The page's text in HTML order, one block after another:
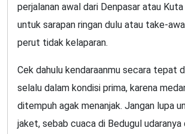
perjalanan awal dari Denpasar atau
untuk sarapan ringan dulu atau take-
perut tidak kelaparan.
Cek dahulu kendaraanmu secara tepat
selalu dalam kondisi prima, karena
ditempuh agak menanjak. Jangan lupa
jaket, sebab cuaca di Bedugul udaranya